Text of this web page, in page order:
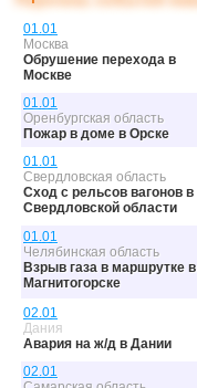
01.01
Москва
Обрушение перехода в
Москве
01.01
Оренбургская область
Пожар в доме в Орске
01.01
Свердловская область
Сход с рельсов вагонов в
Свердловской области
01.01
Челябинская область
Взрыв газа в маршрутке в
Магнитогорске
02.01
Дания
Авария на ж/д в Дании
02.01